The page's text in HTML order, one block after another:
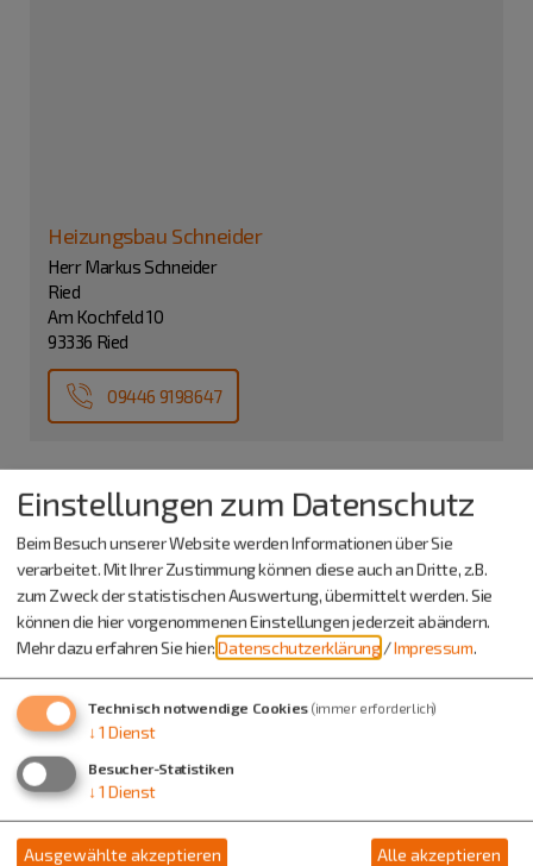
Heizungsbau Schneider
Herr Markus Schneider
Ried
Am Kochfeld 10
93336 Ried
09446 9198647
Einstellungen zum Datenschutz
Beim Besuch unserer Website werden Informationen über Sie
verarbeitet. Mit Ihrer Zustimmung können diese auch an Dritte, z.B.
zum Zweck der statistischen Auswertung, übermittelt werden. Sie
können die hier vorgenommenen Einstellungen jederzeit abändern.
Mehr dazu erfahren Sie hier:Datenschutzerklärung /Impressum.
Technisch notwendige Cookies (immer erforderlich)
↓ 1 Dienst
Besucher-Statistiken
↓ 1 Dienst
Ausgewählte akzeptieren Alle akzeptieren